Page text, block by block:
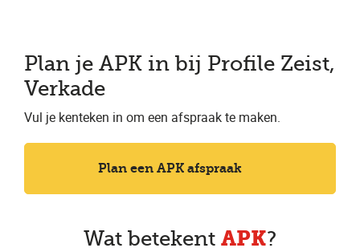
Plan je APK in bij Profile Zeist,
Verkade
Vul je kenteken in om een afspraak te maken.
Plan een APK afspraak
Wat betekent APK?